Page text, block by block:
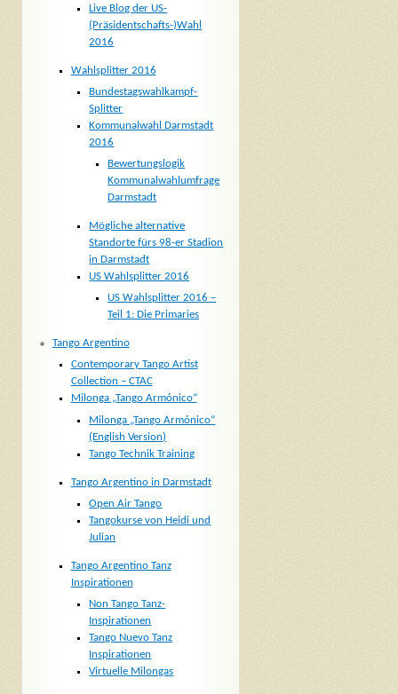
Live Blog der US-
(Präsidentschafts-)Wahl
2016
Wahlsplitter 2016
Bundestagswahlkampf-
Splitter
Kommunalwahl Darmstadt
2016
Bewertungslogik
Kommunalwahlumfrage
Darmstadt
Mögliche alternative
Standorte fürs 98-er Stadion
in Darmstadt
US Wahlsplitter 2016
US Wahlsplitter 2016 –
Teil 1: Die Primaries
Tango Argentino
Contemporary Tango Artist
Collection – CTAC
Milonga „Tango Armónico“
Milonga „Tango Armónico“
(English Version)
Tango Technik Training
Tango Argentino in Darmstadt
Open Air Tango
Tangokurse von Heidi und
Julian
Tango Argentino Tanz
Inspirationen
Non Tango Tanz-
Inspirationen
Tango Nuevo Tanz
Inspirationen
Virtuelle Milongas